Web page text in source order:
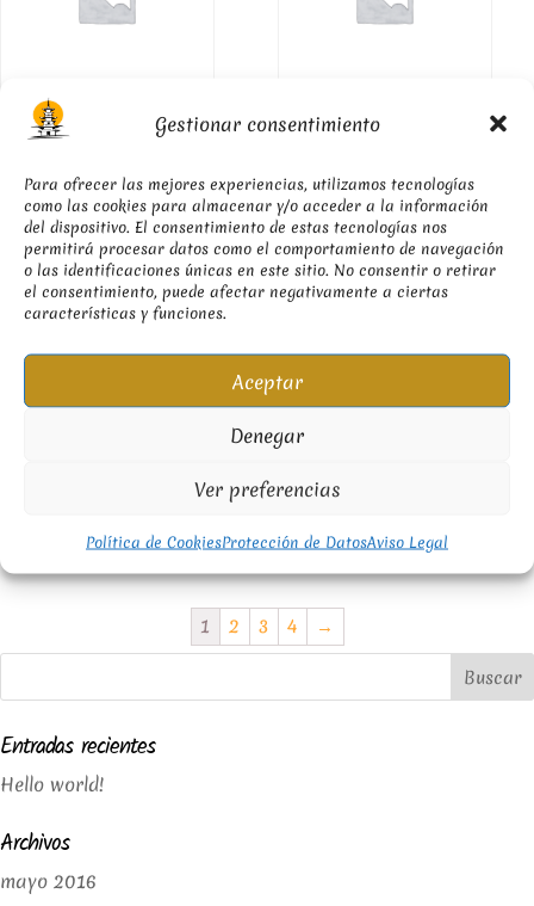
Gestionar consentimiento
Para ofrecer las mejores experiencias, utilizamos tecnologías
como las cookies para almacenar y/o acceder a la información
del dispositivo. El consentimiento de estas tecnologías nos
permitirá procesar datos como el comportamiento de navegación
o las identificaciones únicas en este sitio. No consentir o retirar
el consentimiento, puede afectar negativamente a ciertas
características y funciones.
Aceptar
Denegar
Ver preferencias
Política de CookiesProtección de DatosAviso Legal
Especial Picante 9.50 € Pato a la Naranja 9.00
8.50€
1 2 3 4 →
Entradas recientes
Hello world!
Archivos
mayo 2016